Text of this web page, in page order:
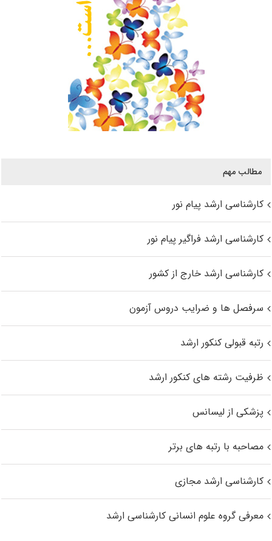
مطالب مهم
کارشناسی ارشد پیام نور
کارشناسی ارشد فراگیر پیام نور
کارشناسی ارشد خارج از کشور
سرفصل ها و ضرایب دروس آزمون
رتبه قبولی کنکور ارشد
ظرفیت رشته های کنکور ارشد
پزشکی از لیسانس
مصاحبه با رتبه های برتر
کارشناسی ارشد مجازی
معرفی گروه علوم انسانی کارشناسی ارشد